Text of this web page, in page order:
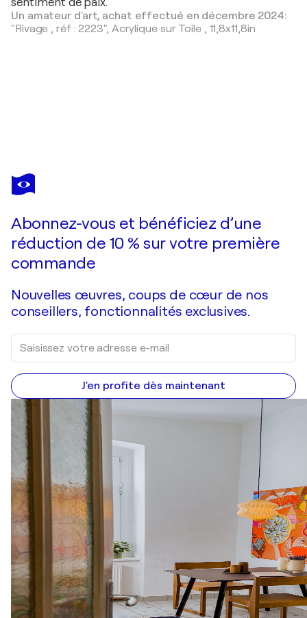
Un amateur d'art, achat effectué en décembre 2024:
"Rivage , réf : 2223", Acrylique sur Toile, 11,8x11,8in
PHILIPPE PERENNOU
Quiberon , le conguel , n° 2203
Abonnez-vous et bénéficiez d’une
réduction de 10 % sur votre première
commande
Nouvelles œuvres, coups de cœur de nos
conseillers, fonctionnalités exclusives.
J'en profite dès maintenant